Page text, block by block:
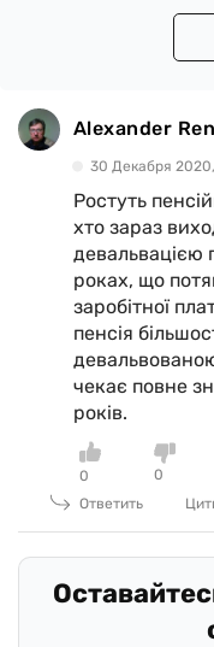
Alexander
30 Декабря
Ростуть
хто зараз
девальвацією
роках, що
заробітної
пенсія
чекає повне
років.
0
0
Ответить